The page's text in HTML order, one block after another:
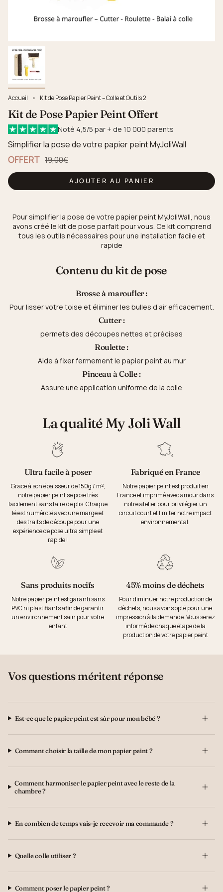
Accueil Kit de Pose Papier Peint – Colle et Outils 2
Kit de Pose Papier Peint Offert
Noté 4,5/5 par + de 10 000 parents
Simplifier la pose de votre papier peint MyJoliWall
OFFERT
Prix régulier19,00€
AJOUTER AU PANIER
Pour simplifier la pose de votre papier peint MyJoliWall, nous
avons créé le kit de pose parfait pour vous. Ce kit comprend
tous les outils nécessaires pour une installation facile et
rapide
Contenu du kit de pose
Brosse à maroufler:
Pour lisser votre toise et éliminer les bulles d’air efficacement.
Cutter:
permets des découpes nettes et précises
Roulette :
Aide à fixer fermement le papier peint au mur
Pinceau à Colle :
Assure une application uniforme de la colle
La qualité My Joli Wall
Ultra facile à poser
Grace à son épaisseur de 150g / m²,
notre papier peint se pose très
facilement sans faire de plis. Chaque
lé est numéroté avec une marge et
des traits de découpe pour une
expérience de pose ultra simple et
rapide !
Fabriqué en France
Notre papier peint est produit en
France et imprimé avec amour dans
notre atelier pour privilégier un
circuit court et limiter notre impact
environnemental.
Sans produits nocifs
Notre papier peint est garanti sans
PVC ni plastifiants afin de garantir
un environnement sain pour votre
enfant
45% moins de déchets
Pour diminuer notre production de
déchets, nous avons opté pour une
impression à la demande. Vous serez
informé de chaque étape de la
production de votre papier peint
Vos questions méritent réponse
Est-ce que le papier peint est sûr pour mon bébé ?
Comment choisir la taille de mon papier peint ?
Comment harmoniser le papier peint avec le reste de la
chambre ?
En combien de temps vais-je recevoir ma commande ?
Quelle colle utiliser ?
Comment poser le papier peint ?